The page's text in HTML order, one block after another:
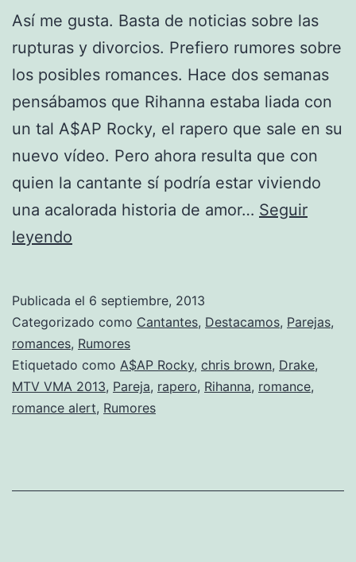
Así me gusta. Basta de noticias sobre las
rupturas y divorcios. Prefiero rumores sobre
los posibles romances. Hace dos semanas
pensábamos que Rihanna estaba liada con
un tal A$AP Rocky, el rapero que sale en su
nuevo vídeo. Pero ahora resulta que con
quien la cantante sí podría estar viviendo
una acalorada historia de amor… Seguir
leyendo
saliendo
con
Drake
Publicada el 6 septiembre, 2013
Categorizado como Cantantes, Destacamos, Parejas,
romances, Rumores
Etiquetado como A$AP Rocky, chris brown, Drake,
MTV VMA 2013, Pareja, rapero, Rihanna, romance,
romance alert, Rumores